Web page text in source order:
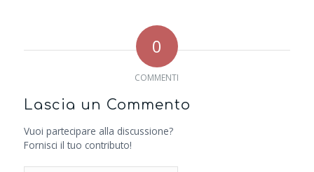
0
COMMENTI
Lascia un Commento
Vuoi partecipare alla discussione?
Fornisci il tuo contributo!